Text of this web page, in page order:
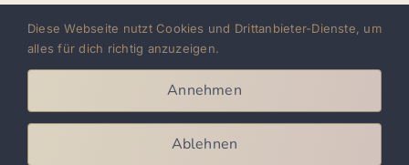
AYA LATIN DANCE ACADEMY
Diese Webseite nutzt Cookies und Drittanbieter-Dienste, um
alles für dich richtig anzuzeigen.
Annehmen
Ablehnen